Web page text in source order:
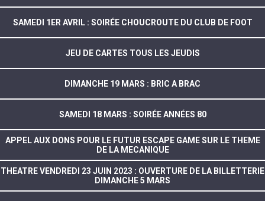
SAMEDI 1ER AVRIL : SOIRÉE CHOUCROUTE DU CLUB DE FOOT
JEU DE CARTES TOUS LES JEUDIS
DIMANCHE 19 MARS : BRIC A BRAC
SAMEDI 18 MARS : SOIRÉE ANNÉES 80
APPEL AUX DONS POUR LE FUTUR ESCAPE GAME SUR LE THEME
DE LA MECANIQUE
THEATRE VENDREDI 23 JUIN 2023 : OUVERTURE DE LA BILLETTERIE
DIMANCHE 5 MARS